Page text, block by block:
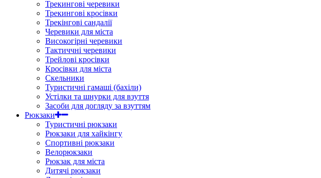
Трекингові черевики
Трекингові кросівки
Трекінгові сандалії
Черевики для міста
Високогірні черевики
Тактиччні черевики
Трейлові кросівки
Кросівки для міста
Скельники
Туристичні гамаші (бахіли)
Устілки та шнурки для взуття
Засоби для догляду за взуттям
Рюкзаки
Туристичні рюкзаки
Рюкзаки для хайкінгу
Спортивні рюкзаки
Велорюкзаки
Рюкзак для міста
Дитячі рюкзаки